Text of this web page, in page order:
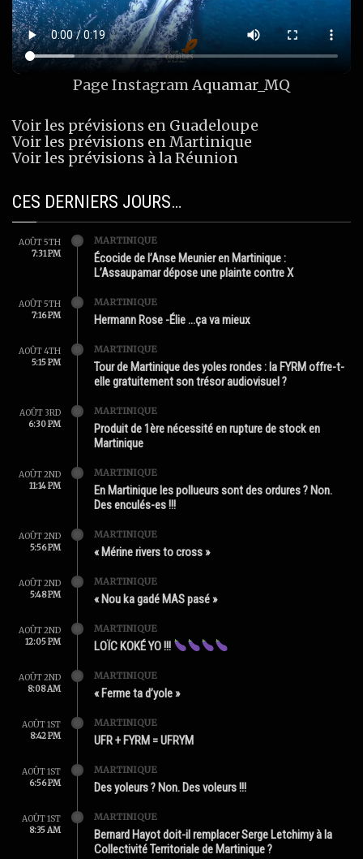
Page InstagramAquamar_MQ
Voir les prévisions en Guadeloupe
Voir les prévisions en Martinique
Voir les prévisions à la Réunion
CES DERNIERS JOURS…
AOÛT 5TH
7:31 PM
MARTINIQUE
Écocide de l’Anse Meunier en Martinique :
L’Assaupamar dépose une plainte contre X
AOÛT 5TH
7:16 PM
MARTINIQUE
Hermann Rose -Élie …ça va mieux
AOÛT 4TH
5:15 PM
MARTINIQUE
Tour de Martinique des yoles rondes : la FYRM offre-t-
elle gratuitement son trésor audiovisuel ?
AOÛT 3RD
6:30 PM
MARTINIQUE
Produit de 1ère nécessité en rupture de stock en
Martinique
AOÛT 2ND
11:14 PM
MARTINIQUE
En Martinique les pollueurs sont des ordures ? Non.
Des enculés-es !!!
AOÛT 2ND
5:56 PM
MARTINIQUE
« Mérine rivers to cross »
AOÛT 2ND
5:48 PM
MARTINIQUE
« Nou ka gadé MAS pasé »
AOÛT 2ND
12:05 PM
MARTINIQUE
LOÏC KOKÉ YO !!!
AOÛT 2ND
8:08 AM
MARTINIQUE
« Ferme ta d’yole »
AOÛT 1ST
8:42 PM
MARTINIQUE
UFR + FYRM = UFRYM
AOÛT 1ST
6:56 PM
MARTINIQUE
Des yoleurs ? Non. Des voleurs !!!
AOÛT 1ST
8:35 AM
MARTINIQUE
Bernard Hayot doit-il remplacer Serge Letchimy à la
Collectivité Territoriale de Martinique ?